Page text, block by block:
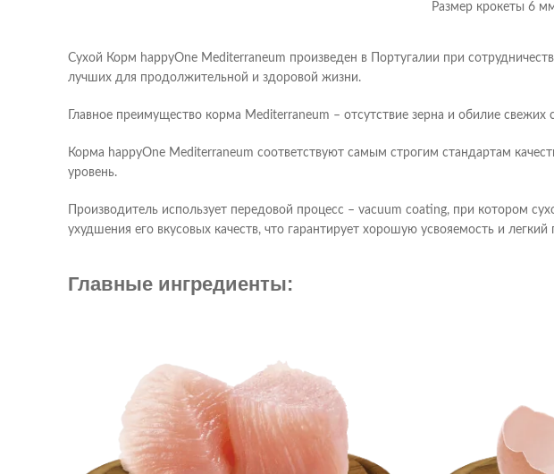
Размер крокеты 6
Сухой Корм happyOne Mediterraneum произведен в Португалии при
лучших для продолжительной и здоровой жизни.
Главное преимущество корма Mediterraneum – отсутствие зерна и обилие
Корма happyOne Mediterraneum соответствуют самым строгим стандартам
уровень.
Производитель использует передовой процесс – vacuum coating, при котором
ухудшения его вкусовых качеств, что гарантирует хорошую усвояемость и
Главные ингредиенты: